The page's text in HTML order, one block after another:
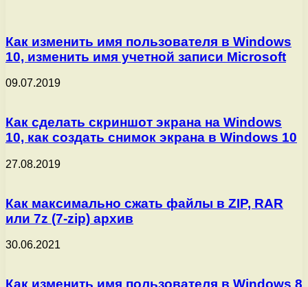
Как изменить имя пользователя в Windows
10, изменить имя учетной записи Microsoft
09.07.2019
Как сделать скриншот экрана на Windows
10, как создать снимок экрана в Windows 10
27.08.2019
Как максимально сжать файлы в ZIP, RAR
или 7z (7-zip) архив
30.06.2021
Как изменить имя пользователя в Windows 8